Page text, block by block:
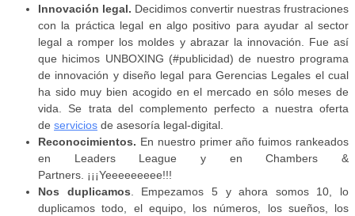
Innovación legal. Decidimos convertir nuestras frustraciones
con la práctica legal en algo positivo para ayudar al sector
legal a romper los moldes y abrazar la innovación. Fue así
que hicimos UNBOXING (#publicidad) de nuestro programa
de innovación y diseño legal para Gerencias Legales el cual
ha sido muy bien acogido en el mercado en sólo meses de
vida. Se trata del complemento perfecto a nuestra oferta
de servicios de asesoría legal-digital.
Reconocimientos. En nuestro primer año fuimos rankeados
en Leaders League y en Chambers &
Partners. ¡¡¡Yeeeeeeeee!!!
Nos duplicamos. Empezamos 5 y ahora somos 10, lo
duplicamos todo, el equipo, los números, los sueños, los